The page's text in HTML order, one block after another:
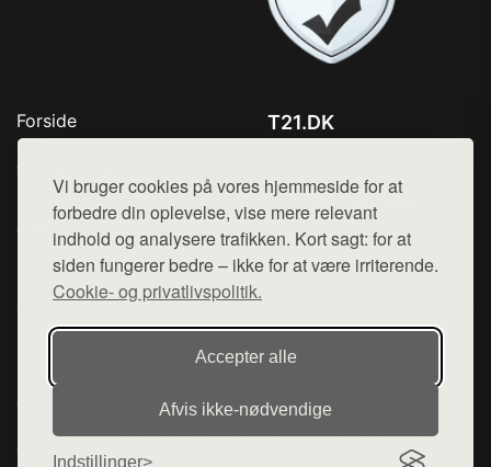
Vi bruger cookies på vores hjemmeside for at
forbedre din oplevelse, vise mere relevant
indhold og analysere trafikken. Kort sagt: for at
siden fungerer bedre – ikke for at være irriterende.
Cookie- og privatlivspolitik.
Accepter alle
Afvis ikke‑nødvendige
Indstillinger
Forside
Produkter
Top Rabatter
Jotun maling
Kontakt
T21.DK
Mail:hej@want.dk
Cookie- og privatlivspolitik
Denne side er en del af want.dk, der udgiver en række
hjemmesider med præsentation af forskellige produkter fra
diverse webshops. Der sælges ikke varer fra denne side - vi
henviser til de shops, som sælger varen. Vi har heller ikke
varerne på lager.